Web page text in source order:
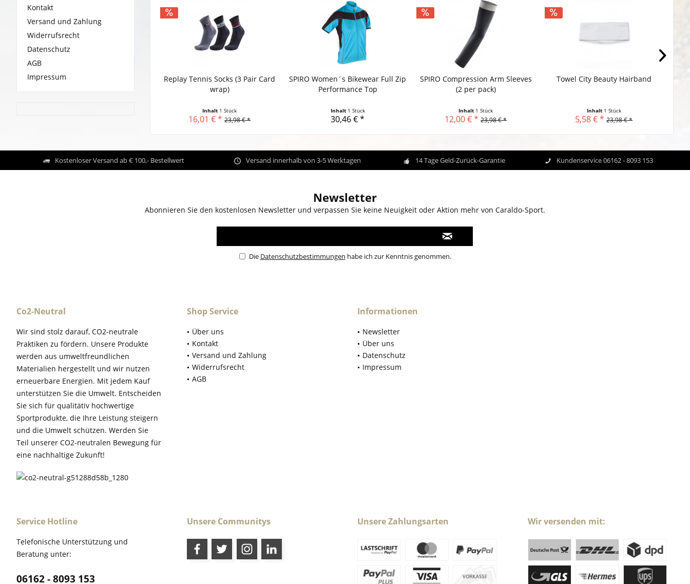
Kontakt
Versand und Zahlung
Widerrufsrecht
Datenschutz
AGB
Impressum
Replay Tennis Socks (3 Pair Card
wrap)
Inhalt 1 Stück
16,01 € * 23,98 € *
SPIRO Women´s Bikewear Full Zip
Performance Top
Inhalt 1 Stück
30,46 € *
SPIRO Compression Arm Sleeves
(2 per pack)
Inhalt 1 Stück
12,00 € * 23,98 € *
Towel City Beauty Hairband
Inhalt 1 Stück
5,58 € * 23,98 € *
Kostenloser Versand ab € 100,- Bestellwert Versand innerhalb von 3-5 Werktagen 14 Tage Geld-Zurück-Garantie Kundenservice 06162 - 8093 153
Newsletter
Abonnieren Sie den kostenlosen Newsletter und verpassen Sie keine Neuigkeit oder Aktion mehr von Caraldo-Sport.
Die Datenschutzbestimmungen habe ich zur Kenntnis genommen.
Co2-Neutral
Wir sind stolz darauf, CO2-neutrale
Praktiken zu fördern. Unsere Produkte
werden aus umweltfreundlichen
Materialien hergestellt und wir nutzen
erneuerbare Energien. Mit jedem Kauf
unterstützen Sie die Umwelt. Entscheiden
Sie sich für qualitätiv hochwertige
Sportprodukte, die Ihre Leistung steigern
und die Umwelt schützen. Werden Sie
Teil unserer CO2-neutralen Bewegung für
eine nachhaltige Zukunft!
Shop Service
Über uns
Kontakt
Versand und Zahlung
Widerrufsrecht
AGB
Informationen
Newsletter
Über uns
Datenschutz
Impressum
Service Hotline
Telefonische Unterstützung und
Beratung unter:
06162 - 8093 153
Unsere Communitys Unsere Zahlungsarten Wir versenden mit: